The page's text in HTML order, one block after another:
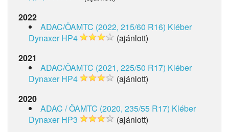
2022
ADAC/ÖAMTC (2022, 215/60 R16) Kléber
Dynaxer HP4
(ajánlott)
2021
ADAC/ÖAMTC (2021, 225/50 R17) Kléber
Dynaxer HP4
(ajánlott)
2020
ADAC / ÖAMTC (2020, 235/55 R17) Kléber
Dynaxer HP3
(ajánlott)